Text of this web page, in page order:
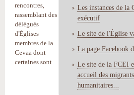
Les instances de la
exécutif
Le site de l'Église
La page Facebook
Le site de la FCEI
accueil des
humanitaires...
rencontres,
rassemblant des
délégués
d'Églises
membres de la
Cevaa dont
certaines sont